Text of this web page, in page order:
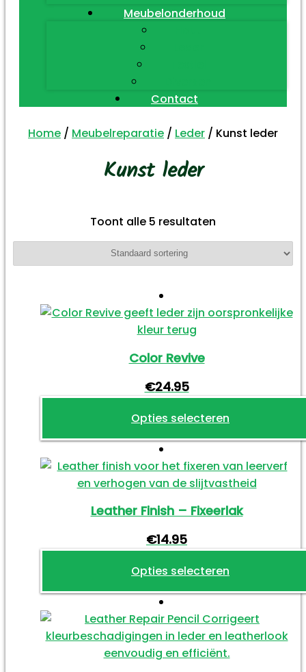
Meubelonderhoud
Contact
Home / Meubelreparatie / Leder / Kunst leder
Kunst leder
Toont alle 5 resultaten
Color Revive
€24.95
Opties selecteren
Dit
product
heeft
variaties.
Deze
optie
kan
op
de
productpagina
Leather Finish – Fixeerlak
€14.95
Opties selecteren
product
heeft
meerdere